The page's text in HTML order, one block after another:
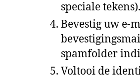
speciale tekens).
Bevestig uw
spamfolder
Voltooi de